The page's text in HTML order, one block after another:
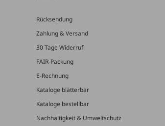
Rücksendung
Zahlung & Versand
30 Tage Widerruf
FAIR-Packung
E-Rechnung
Kataloge blätterbar
Kataloge bestellbar
Nachhaltigkeit & Umweltschutz